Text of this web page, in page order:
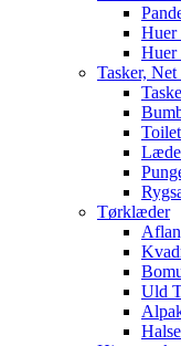
Huer
Huer
Tasker,
Tørklæder
Uld